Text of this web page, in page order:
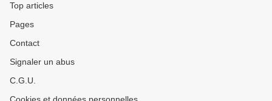
Top articles
Pages
Contact
Signaler un abus
C.G.U.